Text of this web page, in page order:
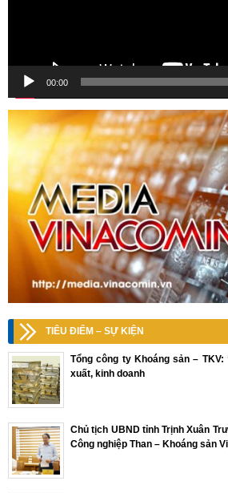
00:00
TIÊU ĐIỂM – SỰ KIỆN
Tổng công ty Khoáng sản –
xuất, kinh doanh
Chủ tịch UBND tỉnh Trịnh Xuân
Công nghiệp Than – Khoáng sản